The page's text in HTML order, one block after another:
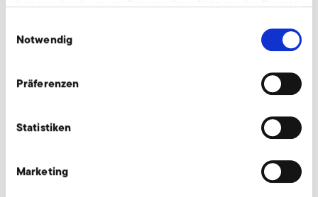
Notwendig
Präferenzen
Statistiken
Marketing
Flexibilität erhalten die Air Gates durch die konstante
Luftzuführung mithilfe von mobilen Axialventilatoren. Für
die Saison 2009 werden diese Ventilatoren von Elektror
geliefert.